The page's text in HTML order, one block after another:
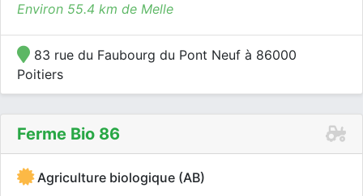
Environ 55.4 km de Melle
83 rue du Faubourg du Pont Neuf à 86000
Poitiers
Ferme Bio 86
Agriculture biologique (AB)